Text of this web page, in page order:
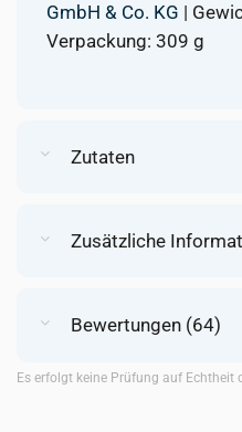
GmbH & Co. KG |
Verpackung: 309 g
Zutaten
Zusätzliche
Bewertungen (64)
Es erfolgt keine Prüfung auf Echtheit